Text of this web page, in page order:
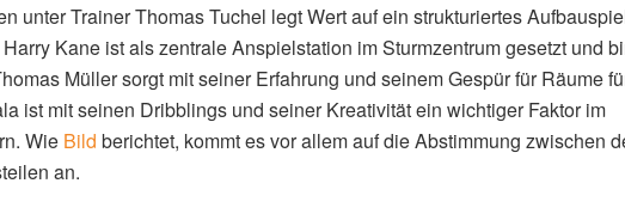
unter Trainer Thomas Tuchel legt Wert auf ein strukturiertes
Kane ist als zentrale Anspielstation im Sturmzentrum gesetzt und
Müller sorgt mit seiner Erfahrung und seinem Gespür für Räume
ist mit seinen Dribblings und seiner Kreativität ein wichtiger Faktor im
Wie Bild berichtet, kommt es vor allem auf die Abstimmung zwischen
an.